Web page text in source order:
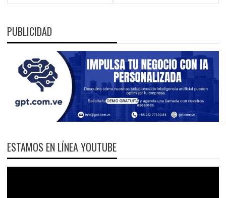
PUBLICIDAD
ESTAMOS EN LÍNEA YOUTUBE